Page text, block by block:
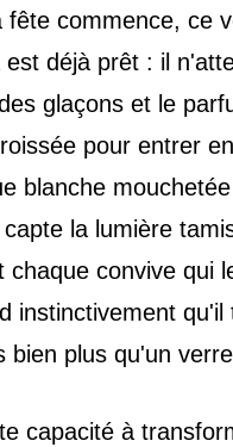
fête commence, ce
est déjà prêt : il
glaçons et le
pour entrer
blanche
la lumière
chaque convive qui
instinctivement qu'il
bien plus qu'un
capacité à